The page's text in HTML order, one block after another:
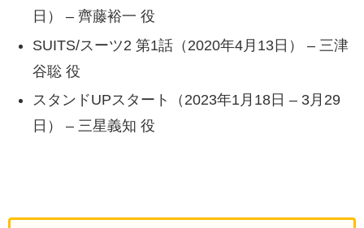
日） – 齊藤裕一 役
SUITS/スーツ2 第1話（2020年4月13日） – 三津
谷聡 役
スタンドUPスタート（2023年1月18日 – 3月29
日） – 三星義知 役